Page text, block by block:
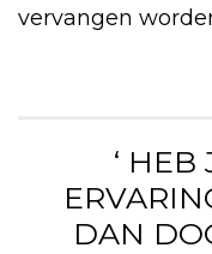
vervangen
‘ HEB
DAN